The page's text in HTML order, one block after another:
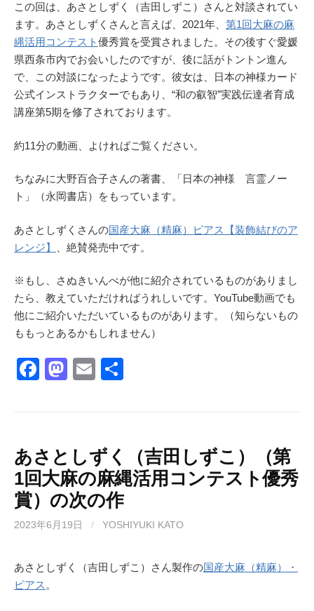
この回は、あさとしずく（吉田しずこ）さんと対談されてい
ます。あさとしずくさんと言えば、2021年、 第1回大麻の麻
縄活用コンテスト優秀賞を受賞されました。その後すぐ愛媛
県西条市内でお会いしたのですが、後に話がトントン進ん
で、この対談になったようです。彼女は、日本の神様カード
公式インストラクターでもあり、“和の叡智”実践伝達者育成
講座第5期を修了されております。
約11分の動画、よければご覧ください。
ちなみに大野百合子さんの著書、「日本の神様 言霊ノー
ト」（永岡書店）をもっています。
あさとしずくさんの国産大麻（精麻）ピアス【装飾結びのア
レンジ】
、絶賛発売中です。
※もし、さぬきいんべが他に紹介されているものがありまし
たら、教えていただければうれしいです。YouTube動画でも
他にご紹介いただいているものがあります。（知らないもの
ももっとあるかもしれません）
F
b
o
o
k
M
d
o
n
E
あさとしずく（吉田しずこ）（第
1回大麻の麻縄活用コンテスト優秀
賞）の次の作
2023年6月19日 / YOSHIYUKI KATO
あさとしずく（吉田しずこ）さん製作の国産大麻（精麻）・
ピアス 。